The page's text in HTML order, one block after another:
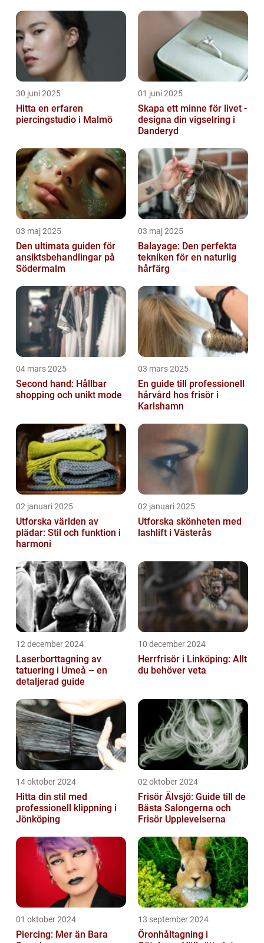
30 juni 2025
Hitta en erfaren
piercingstudio i Malmö
01 juni 2025
Skapa ett minne för livet -
designa din vigselring i
Danderyd
03 maj 2025
Den ultimata guiden för
ansiktsbehandlingar på
Södermalm
03 maj 2025
Balayage: Den perfekta
tekniken för en naturlig
hårfärg
04 mars 2025
Second hand: Hållbar
shopping och unikt mode
03 mars 2025
En guide till professionell
hårvård hos frisör i
Karlshamn
02 januari 2025
Utforska världen av
plädar: Stil och funktion i
harmoni
02 januari 2025
Utforska skönheten med
lashlift i Västerås
12 december 2024
Laserborttagning av
tatuering i Umeå – en
detaljerad guide
10 december 2024
Herrfrisör i Linköping: Allt
du behöver veta
14 oktober 2024
Hitta din stil med
professionell klippning i
Jönköping
02 oktober 2024
Frisör Älvsjö: Guide till de
Bästa Salongerna och
Frisör Upplevelserna
01 oktober 2024
Piercing: Mer än Bara
13 september 2024
Öronhåltagning i